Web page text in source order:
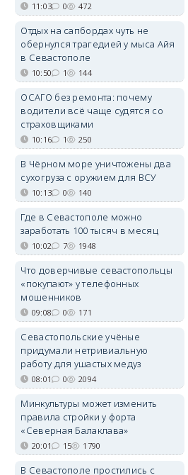
11:03 0 472
Отдых на сапбордах чуть не
обернулся трагедией у мыса Айя
в Севастополе
10:50 1 144
ОСАГО без ремонта: почему
водители всё чаще судятся со
страховщиками
10:16 1 250
В Чёрном море уничтожены два
сухогруза с оружием для ВСУ
10:13 0 140
Где в Севастополе можно
заработать 100 тысяч в месяц
10:02 7 1948
Что доверчивые севастопольцы
«покупают» у телефонных
мошенников
09:08 0 171
Севастопольские учёные
придумали нетривиальную
работу для ушастых медуз
08:01 0 2094
Минкультуры может изменить
правила стройки у форта
«Северная Балаклава»
20:01 15 1790
В Севастополе простились с